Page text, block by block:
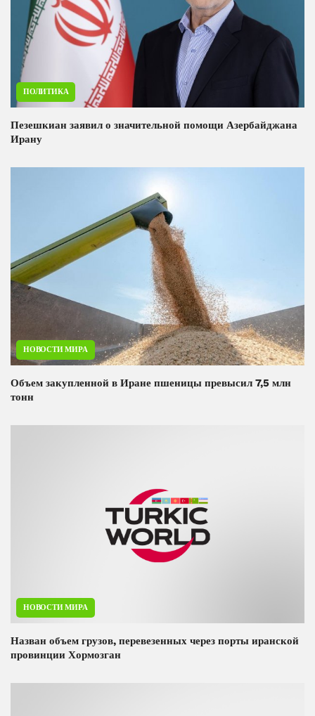
ПОЛИТИКА
Пезешкиан заявил о значительной помощи Азербайджана
Ирану
НОВОСТИ МИРА
Объем закупленной в Иране пшеницы превысил 7,5 млн
тонн
НОВОСТИ МИРА
Назван объем грузов, перевезенных через порты иранской
провинции Хормозган